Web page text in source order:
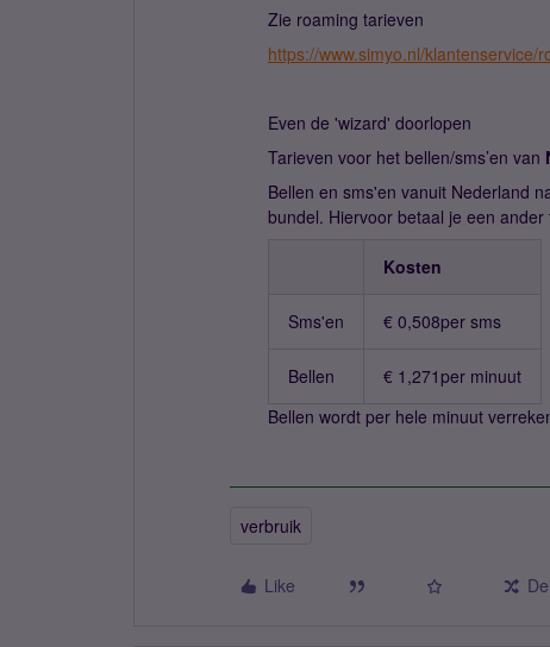
Zie roaming tarieven
https://www.simyo.nl/klantenservice/
Even de 'wizard' doorlopen
Tarieven voor het bellen/sms’en van
Bellen en sms'en vanuit Nederland
bundel. Hiervoor betaal je een ander
Kosten
Sms'en € 0,508per sms
Bellen
€ 1,271per minuut
Bellen wordt per hele minuut
verbruik
Like